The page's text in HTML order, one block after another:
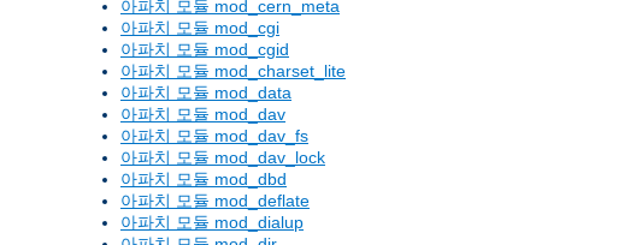
아파치 모듈 mod_cern_meta
아파치 모듈 mod_cgi
아파치 모듈 mod_cgid
아파치 모듈 mod_charset_lite
아파치 모듈 mod_data
아파치 모듈 mod_dav
아파치 모듈 mod_dav_fs
아파치 모듈 mod_dav_lock
아파치 모듈 mod_dbd
아파치 모듈 mod_deflate
아파치 모듈 mod_dialup